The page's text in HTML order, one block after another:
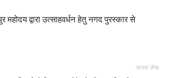
द्वारा उत्साहवर्धन हेतु नगद पुरस्कार से
अगला लेख